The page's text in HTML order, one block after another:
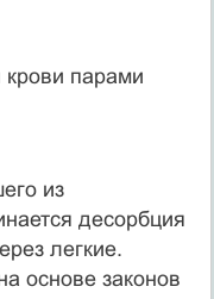
парами
из
десорбция
легкие.
основе законов